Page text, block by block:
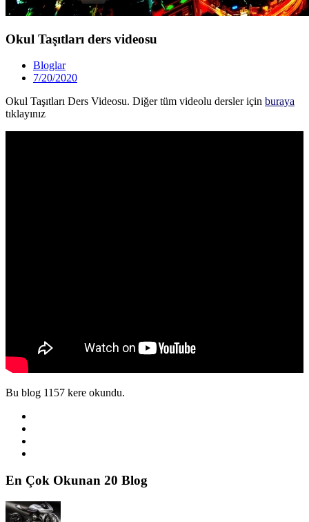
Okul Taşıtları ders videosu
Bloglar
7/20/2020
Okul Taşıtları Ders Videosu. Diğer tüm videolu dersler için buraya
tıklayınız
Bu blog 1157 kere okundu.
En Çok Okunan 20 Blog